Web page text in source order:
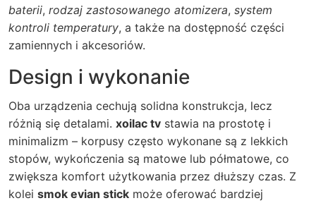
baterii, rodzaj zastosowanego atomizera, system
kontroli temperatury, a także na dostępność części
zamiennych i akcesoriów.
Design i wykonanie
Oba urządzenia cechują solidna konstrukcja, lecz
różnią się detalami. xoilac tv stawia na prostotę i
minimalizm – korpusy często wykonane są z lekkich
stopów, wykończenia są matowe lub półmatowe, co
zwiększa komfort użytkowania przez dłuższy czas. Z
kolei smok evian stick może oferować bardziej